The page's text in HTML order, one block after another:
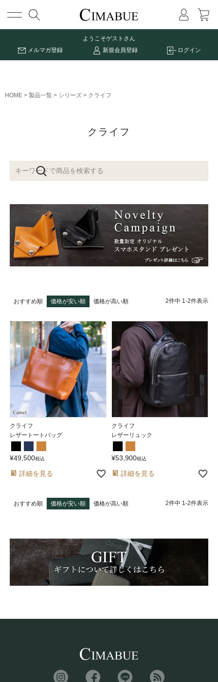
メニュー
ようこそゲストさん
メルマガ登録
新規会員登録 ログイン
HOME 製品一覧 シリーズ クライフ
クライフ
おすすめ順 価格が安い順 価格が高い順 2件中 1-2件表示
クライフ
レザートートバッグ
¥49,500税込
詳細を見る
クライフ
レザーリュック
¥53,900税込
詳細を見る
おすすめ順 価格が安い順 価格が高い順 2件中 1-2件表示